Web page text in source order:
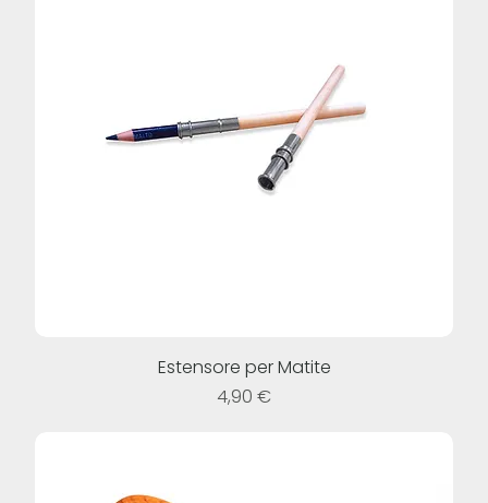
Estensore per Matite
Prezzo
4,90 €